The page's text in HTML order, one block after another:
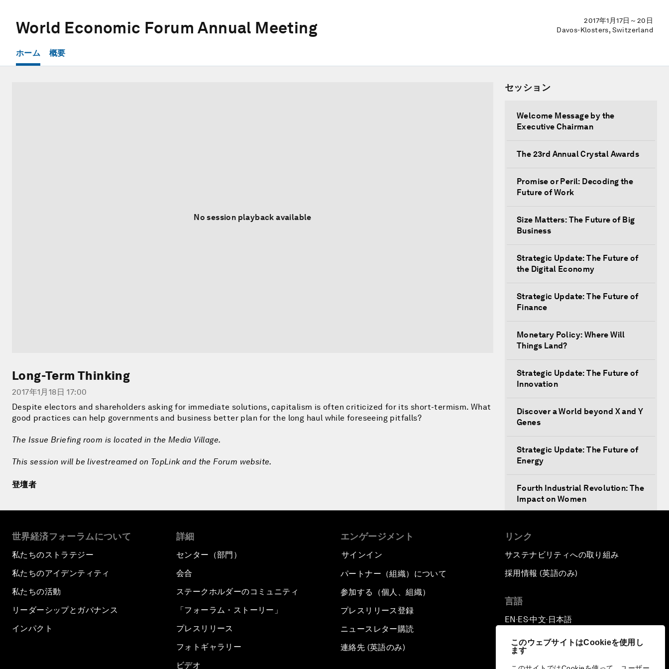
このウェブサイトはCookieを使用し
ます
World Economic Forum Annual Meeting
2017年1月17日～20日
Davos-Klosters, Switzerland
ホーム 概要
No session playback available
Long-Term Thinking
2017年1月18日 17:00
Despite electors and shareholders asking for immediate solutions, capitalism is often criticized for its short-termism. What
good practices can help governments and business better plan for the long haul while foreseeing pitfalls?
The Issue Briefing room is located in the Media Village.
This session will be livestreamed on TopLink and the Forum website.
登壇者
セッション
Welcome Message by the
Executive Chairman
The 23rd Annual Crystal Awards
Promise or Peril: Decoding the
Future of Work
Size Matters: The Future of Big
Business
Strategic Update: The Future of
the Digital Economy
Strategic Update: The Future of
Finance
Monetary Policy: Where Will
Things Land?
Strategic Update: The Future of
Innovation
Discover a World beyond X and Y
Genes
Strategic Update: The Future of
Energy
Fourth Industrial Revolution: The
Impact on Women
Address
President of the People’s
What Is it to Be Human in the
Fourth Industrial Revolution?
An Insight, An Idea with Matt
Damon and Gary White
世界経済フォーラムについて
私たちのストラテジー
私たちのアイデンティティ
私たちの活動
リーダーシップとガバナンス
インパクト
詳細
センター（部門）
会合
ステークホルダーのコミュニティ
「フォーラム・ストーリー」
プレスリリース
フォトギャラリー
ビデオ
エンゲージメント
サインイン
パートナー（組織）について
参加する（個人、組織）
プレスリリース登録
ニュースレター購読
連絡先 (英語のみ)
リンク
サステナビリティへの取り組み
採用情報 (英語のみ)
言語
EN ▪ES▪中文▪ 日本語